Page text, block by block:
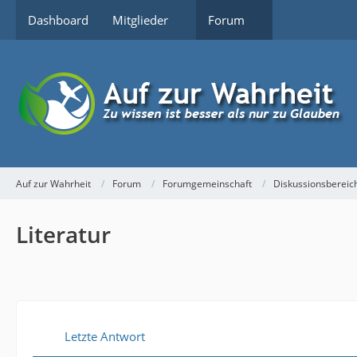
Dashboard Mitglieder Forum
Auf zur Wahrheit Forum Forumgemeinschaft
Literatur
Letzte Antwort